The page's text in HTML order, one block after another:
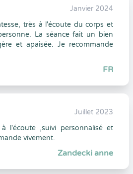
Janvier 2024
très à l'écoute du corps et
La séance fait un bien
et apaisée. Je recommande
FR
Juillet 2023
à l'écoute ,suivi personnalisé et
vivement.
Zandecki anne